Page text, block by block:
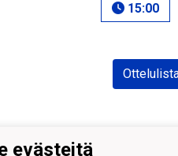
15:00
evästeitä